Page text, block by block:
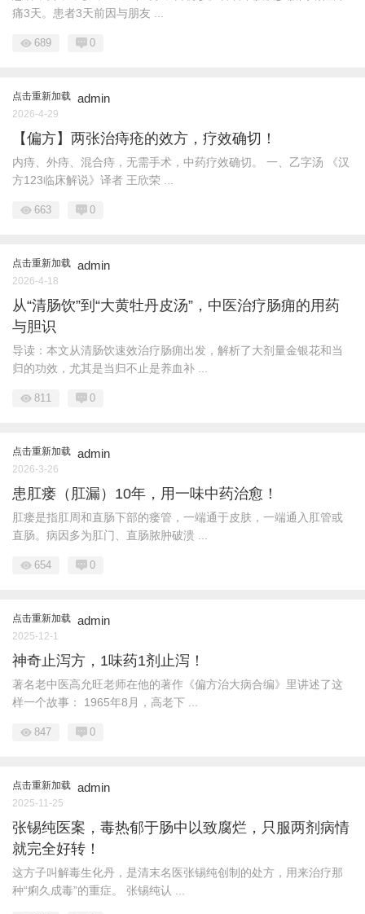
痛3天。患者3天前因与朋友 ...
689 0
点击重新加载 admin
2026-4-29
【偏方】两张治痔疮的效方，疗效确切！
内痔、外痔、混合痔，无需手术，中药疗效确切。 一、乙字汤 《汉
方123临床解说》译者 王欣荣 ...
663 0
点击重新加载 admin
2026-4-18
从“清肠饮”到“大黄牡丹皮汤”，中医治疗肠痈的用药
与胆识
导读：本文从清肠饮速效治疗肠痈出发，解析了大剂量金银花和当
归的功效，尤其是当归不止是养血补 ...
811 0
点击重新加载 admin
2026-3-26
患肛瘘（肛漏）10年，用一味中药治愈！
肛瘘是指肛周和直肠下部的瘘管，一端通于皮肤，一端通入肛管或
直肠。病因多为肛门、直肠脓肿破溃 ...
654 0
点击重新加载 admin
2025-12-1
神奇止泻方，1味药1剂止泻！
著名老中医高允旺老师在他的著作《偏方治大病合编》里讲述了这
样一个故事： 1965年8月，高老下 ...
847 0
点击重新加载 admin
2025-11-25
张锡纯医案，毒热郁于肠中以致腐烂，只服两剂病情
就完全好转！
这方子叫解毒生化丹，是清末名医张锡纯创制的处方，用来治疗那
种“痢久成毒”的重症。 张锡纯认 ...